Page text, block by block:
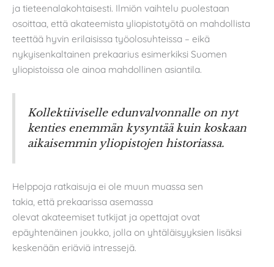
ja tieteenalakohtaisesti. Ilmiön vaihtelu puolestaan
osoittaa, että akateemista yliopistotyötä on mahdollista
teettää hyvin erilaisissa työolosuhteissa – eikä
nykyisenkaltainen prekaarius esimerkiksi Suomen
yliopistoissa ole ainoa mahdollinen asiantila.
Kollektiiviselle edunvalvonnalle on nyt
kenties enemmän kysyntää kuin koskaan
aikaisemmin yliopistojen historiassa.
Helppoja ratkaisuja ei ole muun muassa sen
takia, että prekaarissa asemassa
olevat akateemiset tutkijat ja opettajat ovat
epäyhtenäinen joukko, jolla on yhtäläisyyksien lisäksi
keskenään eriäviä intressejä.